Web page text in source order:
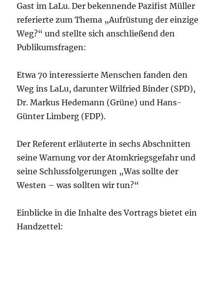
Gast im LaLu. Der bekennende Pazifist Müller
referierte zum Thema „Aufrüstung der einzige
Weg?“ und stellte sich anschließend den
Publikumsfragen:
Etwa 70 interessierte Menschen fanden den
Weg ins LaLu, darunter Wilfried Binder (SPD),
Dr. Markus Hedemann (Grüne) und Hans-
Günter Limberg (FDP).
Der Referent erläuterte in sechs Abschnitten
seine Warnung vor der Atomkriegsgefahr und
seine Schlussfolgerungen „Was sollte der
Westen – was sollten wir tun?“
Einblicke in die Inhalte des Vortrags bietet ein
Handzettel: